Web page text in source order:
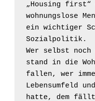
„Housing first“
wohnungslose
ein wichtiger
Sozialpolitik.
Wer selbst
stand in die
fallen, wer
Lebensumfeld
hatte, dem fällt